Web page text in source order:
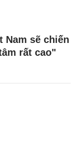
Nam sẽ chiến
rất cao"